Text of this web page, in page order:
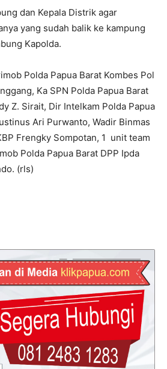
dan Kepala Distrik agar
yang sudah balik ke kampung
Kapolda.
Polda Papua Barat Kombes Pol
Ka SPN Polda Papua Barat
Z. Sirait, Dir Intelkam Polda Papua
Ari Purwanto, Wadir Binmas
Frengky Sompotan, 1 unit team
Polda Papua Barat DPP Ipda
(rls)